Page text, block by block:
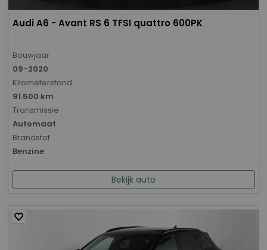
Audi A6 - Avant RS 6 TFSI quattro 600PK
Bouwjaar
09-2020
Kilometerstand
91.500 km
Transmissie
Automaat
Brandstof
Benzine
Bekijk auto